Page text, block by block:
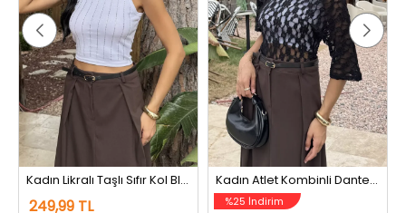
Kadın Likralı Taşlı Sıfır Kol Bluz Beyaz
249,99 TL
Kadın Atlet Kombinli Dantel Bluz Siyahbeyaz
%25 İndirim
599,99 TL 449,99 TL